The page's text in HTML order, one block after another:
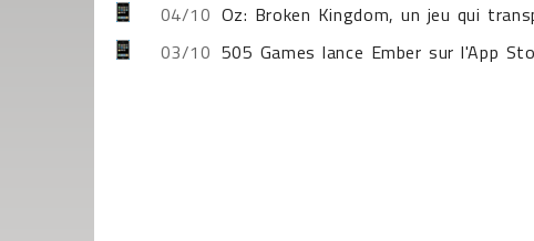
04/10 Oz: Broken Kingdom, un jeu qui
03/10 505 Games lance Ember sur l'App